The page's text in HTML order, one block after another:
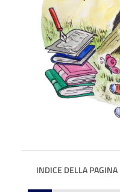
INDICE DELLA PAGINA